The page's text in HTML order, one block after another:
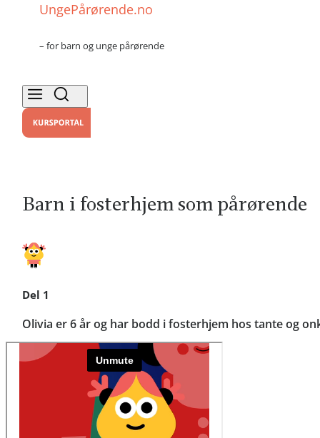
UngePårørende.no
– for barn og unge pårørende
Barn i fosterhjem som pårørende
Del 1
Olivia er 6 år og har bodd i fosterhjem hos tante og